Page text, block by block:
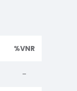
%VNR
–